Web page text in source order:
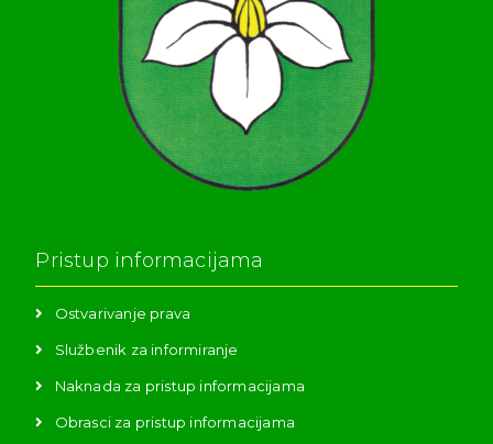
Pristup informacijama
Ostvarivanje prava
Službenik za informiranje
Naknada za pristup informacijama
Obrasci za pristup informacijama